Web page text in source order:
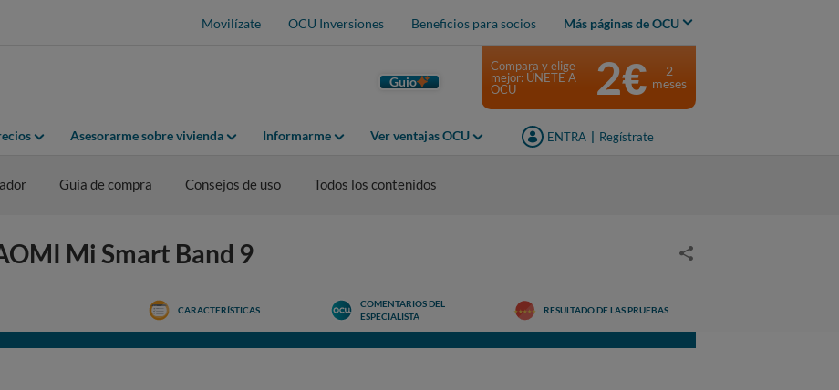
Movilízate OCU Inversiones Beneficios para socios Más páginas de OCU
Guio
Asesorarme sobre vivienda Informarme Ver ventajas OCU ENTRA Regístrate
Compara y elige
mejor: ÚNETE A
OCU
2€
2
meses
Guía de compra Consejos de uso Todos los contenidos
Mi Smart Band 9
CARACTERÍSTICAS
COMENTARIOS DEL
ESPECIALISTA
RESULTADO DE LAS PRUEBAS